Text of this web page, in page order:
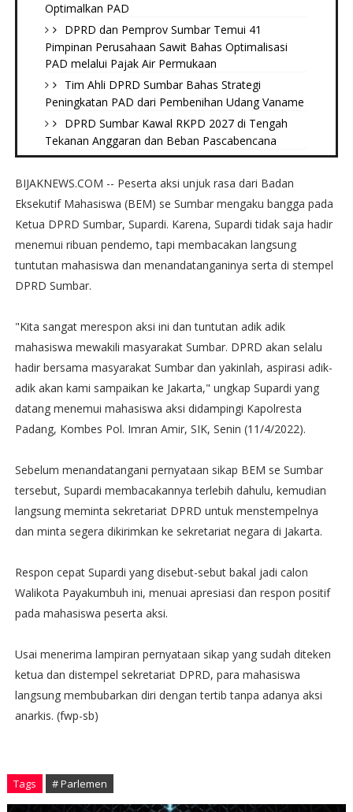
Optimalkan PAD
DPRD dan Pemprov Sumbar Temui 41
Pimpinan Perusahaan Sawit Bahas Optimalisasi
PAD melalui Pajak Air Permukaan
Tim Ahli DPRD Sumbar Bahas Strategi
Peningkatan PAD dari Pembenihan Udang Vaname
DPRD Sumbar Kawal RKPD 2027 di Tengah
Tekanan Anggaran dan Beban Pascabencana
BIJAKNEWS.COM -- Peserta aksi unjuk rasa dari Badan
Eksekutif Mahasiswa (BEM) se Sumbar mengaku bangga pada
Ketua DPRD Sumbar, Supardi. Karena, Supardi tidak saja hadir
menemui ribuan pendemo, tapi membacakan langsung
tuntutan mahasiswa dan menandatanganinya serta di stempel
DPRD Sumbar.
"Kita sangat merespon aksi ini dan tuntutan adik adik
mahasiswa mewakili masyarakat Sumbar. DPRD akan selalu
hadir bersama masyarakat Sumbar dan yakinlah, aspirasi adik-
adik akan kami sampaikan ke Jakarta," ungkap Supardi yang
datang menemui mahasiswa aksi didampingi Kapolresta
Padang, Kombes Pol. Imran Amir, SIK, Senin (11/4/2022).
Sebelum menandatangani pernyataan sikap BEM se Sumbar
tersebut, Supardi membacakannya terlebih dahulu, kemudian
langsung meminta sekretariat DPRD untuk menstempelnya
dan minta segera dikirimkan ke sekretariat negara di Jakarta.
Respon cepat Supardi yang disebut-sebut bakal jadi calon
Walikota Payakumbuh ini, menuai apresiasi dan respon positif
pada mahasiswa peserta aksi.
Usai menerima lampiran pernyataan sikap yang sudah diteken
ketua dan distempel sekretariat DPRD, para mahasiswa
langsung membubarkan diri dengan tertib tanpa adanya aksi
anarkis. (fwp-sb)
Tags # Parlemen